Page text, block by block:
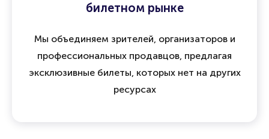
билетном рынке
Мы объединяем зрителей, организаторов и
профессиональных продавцов, предлагая
эксклюзивные билеты, которых нет на других
ресурсах